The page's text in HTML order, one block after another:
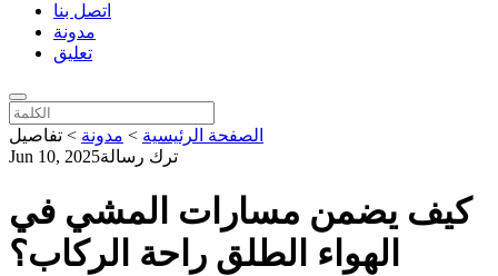
اتصل بنا
مدونة
تعليق
الصفحة الرئيسية > مدونة > تفاصيل
Jun 10, 2025ترك رسالة
كيف يضمن مسارات المشي في
الهواء الطلق راحة الركاب؟